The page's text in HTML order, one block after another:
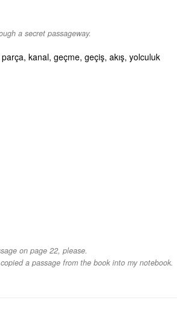
a secret passageway.
kanal, geçme, geçiş, akış, yolculuk
on page 22, please.
a passage from the book into my notebook.